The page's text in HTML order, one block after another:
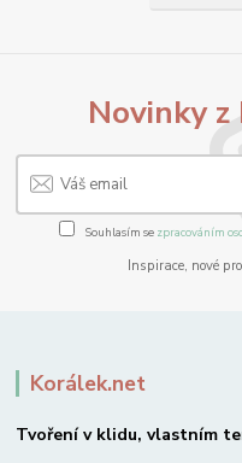
Novinky
Souhlasím se zpracováním
Inspirace, nové
Korálek.net
Tvoření v klidu, vlastním